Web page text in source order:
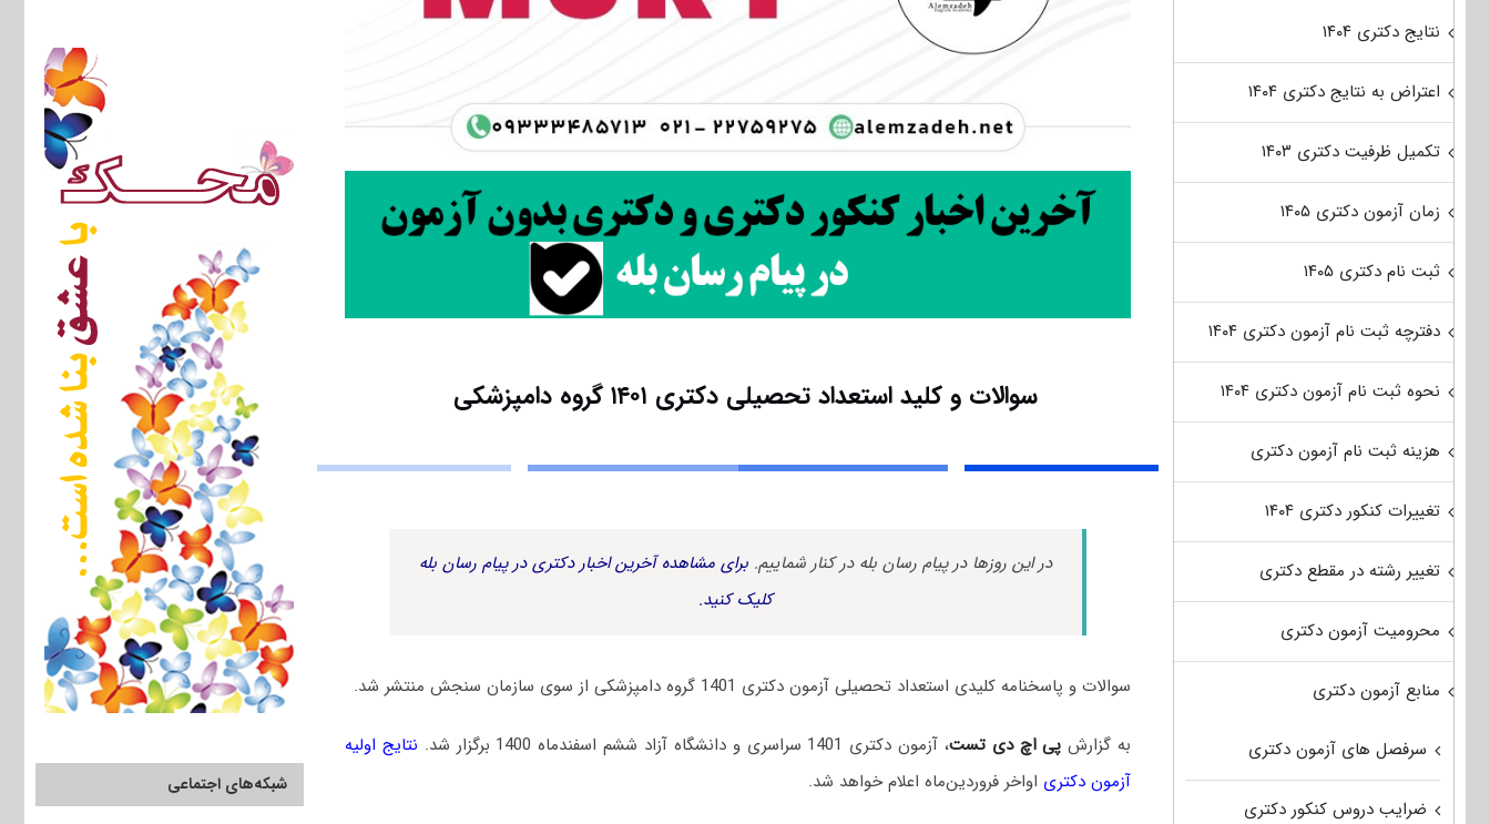
سوالات و کلید استعداد تحصیلی دکتری ۱۴۰۱ گروه دامپزشکی
در این روزها در پیام رسان بله در کنار شماییم. برای مشاهده آخرین اخبار دکتری در پیام رسان بله
کلیک کنید.
سوالات و پاسخنامه کلیدی استعداد تحصیلی آزمون دکتری 1401 گروه دامپزشکی از سوی سازمان سنجش منتشر شد.
به گزارش پی اچ دی تست، آزمون دکتری 1401 سراسری و دانشگاه آزاد ششم اسفندماه 1400 برگزار شد.
نتایج اولیه
آزمون دکتری اواخر فروردین‌ماه اعلام خواهد شد. شبکه‌های اجتماعی
نتایج دکتری ۱۴۰۴
اعتراض به نتایج دکتری ۱۴۰۴
تکمیل ظرفیت دکتری ۱۴۰۳
زمان آزمون دکتری ۱۴۰۵
ثبت نام دکتری ۱۴۰۵
دفترچه ثبت نام آزمون دکتری ۱۴۰۴
نحوه ثبت نام آزمون دکتری ۱۴۰۴
هزینه ثبت نام آزمون دکتری
تغییرات کنکور دکتری ۱۴۰۴
تغییر رشته در مقطع دکتری
محرومیت آزمون دکتری
منابع آزمون دکتری
سرفصل های آزمون دکتری
ضرایب دروس کنکور دکتری